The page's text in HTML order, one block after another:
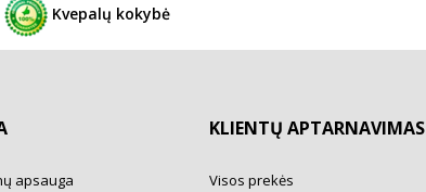
Kvepalų kokybė
apsauga
KLIENTŲ APTARNAVIMAS
Visos prekės